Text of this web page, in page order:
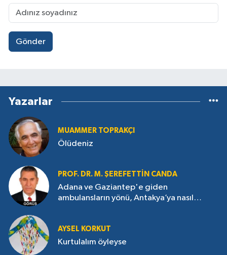
Gönder
Yazarlar
MUAMMER TOPRAKÇI
Ölüdeniz
PROF. DR. M. ŞEREFETTIN CANDA
Adana ve Gaziantep'e giden
ambulansların yönü, Antakya’ya nasıl
AYSEL KORKUT
Kurtulalım öyleyse